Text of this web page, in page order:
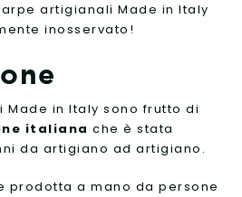
artigianali Made in Italy
inosservato!
Made in Italy sono frutto di
italiana che è stata
da artigiano ad artigiano.
prodotta a mano da persone